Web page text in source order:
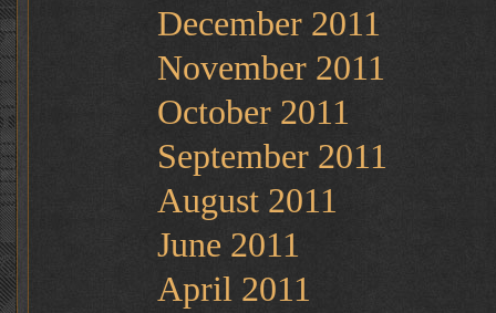
December 2011
November 2011
October 2011
September 2011
August 2011
June 2011
April 2011